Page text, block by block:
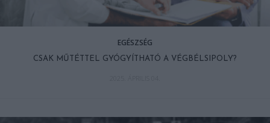
EGÉSZSÉG
CSAK MŰTÉTTEL GYÓGYÍTHATÓ A VÉGBÉLSIPOLY?